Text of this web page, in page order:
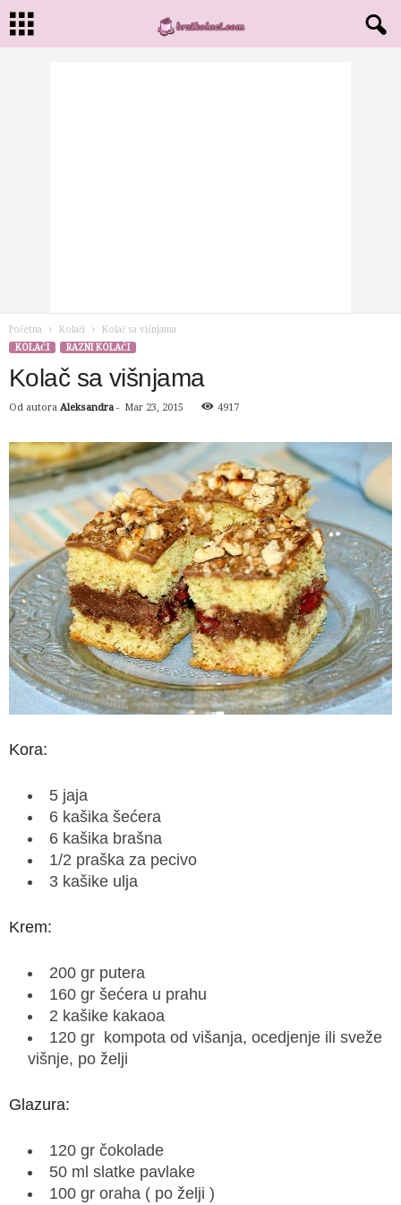
Početna Kolači
Kolač sa višnjama
KOLAČI
RAZNI KOLAČI
Kolač sa višnjama
Od autora Aleksandra - Mar 23, 2015 4917
Kora:
5 jaja
6 kašika šećera
6 kašika brašna
1/2 praška za pecivo
3 kašike ulja
Krem:
200 gr putera
160 gr šećera u prahu
2 kašike kakaoa
120 gr kompota od višanja, ocedjenje ili sveže
višnje, po želji
Glazura:
120 gr čokolade
50 ml slatke pavlake
100 gr oraha ( po želji )